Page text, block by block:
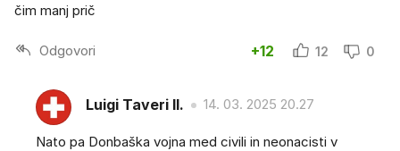
čim manj prič
Odgovori +12 12 0
Luigi Taveri II. 14. 03. 2025 20.27
Nato pa Donbaška vojna med civili in neonacisti v